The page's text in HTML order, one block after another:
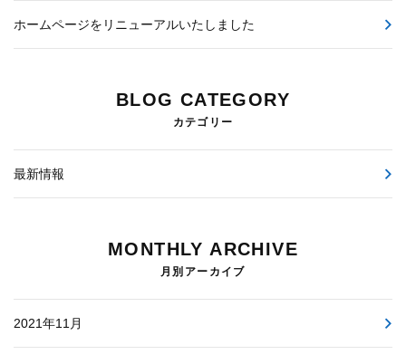
ホームページをリニューアルいたしました
BLOG CATEGORY
カテゴリー
最新情報
MONTHLY ARCHIVE
月別アーカイブ
2021年11月